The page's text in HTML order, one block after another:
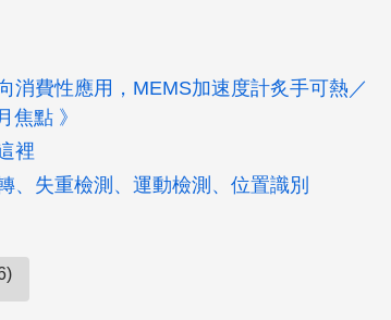
消費性應用，MEMS加速度計炙手可熱／
焦點 》
裡
、失重檢測、運動檢測、位置識別